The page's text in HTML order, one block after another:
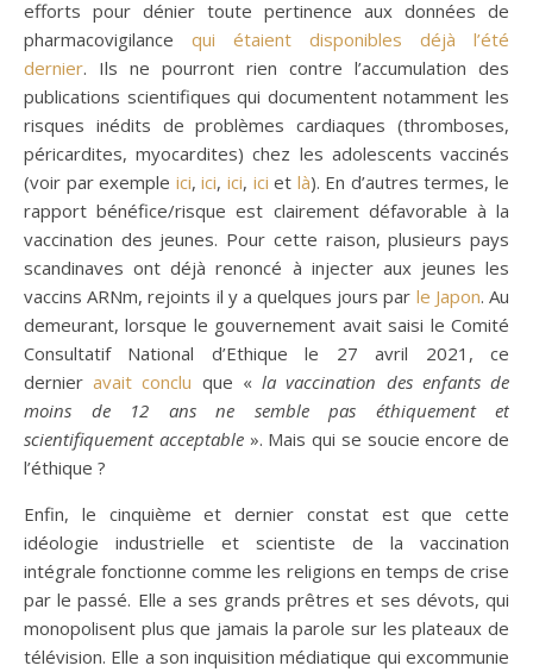
efforts pour dénier toute pertinence aux données de
pharmacovigilance qui étaient disponibles déjà l’été
dernier. Ils ne pourront rien contre l’accumulation des
publications scientifiques qui documentent notamment les
risques inédits de problèmes cardiaques (thromboses,
péricardites, myocardites) chez les adolescents vaccinés
(voir par exemple ici,ici, ici, ici et là). En d’autres termes, le
rapport bénéfice/risque est clairement défavorable à la
vaccination des jeunes. Pour cette raison, plusieurs pays
scandinaves ont déjà renoncé à injecter aux jeunes les
vaccins ARNm, rejoints il y a quelques jours par le Japon. Au
demeurant, lorsque le gouvernement avait saisi le Comité
Consultatif National d’Ethique le 27 avril 2021, ce
dernieravait conclu que «la vaccination des enfants de
moins de 12 ans ne semble pas éthiquement et
scientifiquement acceptable». Mais qui se soucie encore de
l’éthique ?
Enfin, le cinquième et dernier constat est que cette
idéologie industrielle et scientiste de la vaccination
intégrale fonctionne comme les religions en temps de crise
par le passé. Elle a ses grands prêtres et ses dévots, qui
monopolisent plus que jamais la parole sur les plateaux de
télévision. Elle a son inquisition médiatique qui excommunie